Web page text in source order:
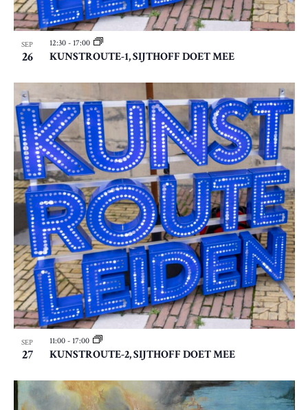
SEP
26 KUNSTROUTE-1, SIJTHOFF DOET MEE
12:30 - 17:00
SEP
27 KUNSTROUTE-2, SIJTHOFF DOET MEE
11:00 - 17:00